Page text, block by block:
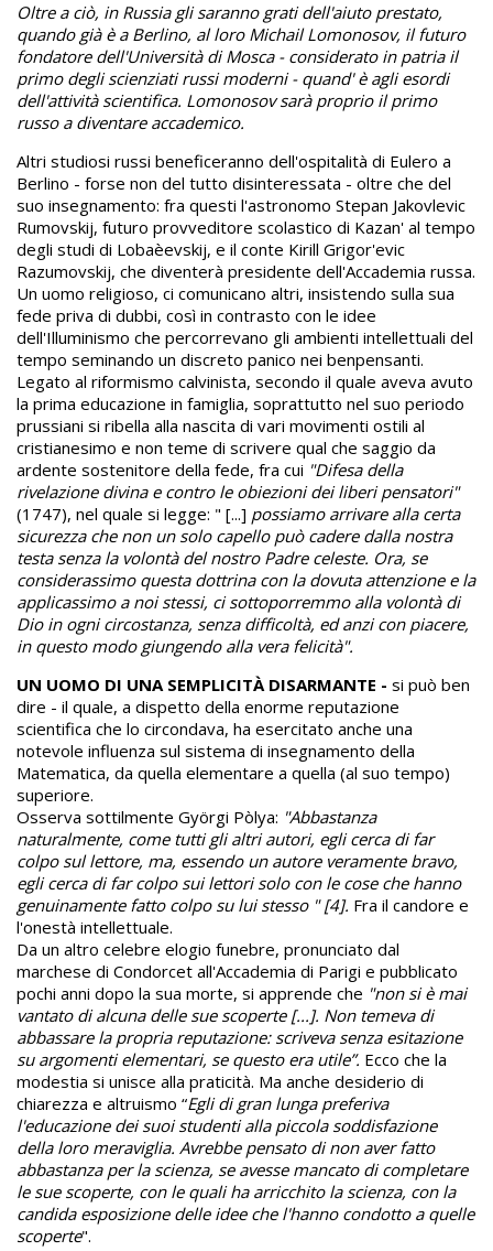
Oltre a ciò, in Russia gli saranno grati dell'aiuto prestato,
quando già è a Berlino, al loro Michail Lomonosov, il futuro
fondatore dell'Università di Mosca - considerato in patria il
primo degli scienziati russi moderni - quand' è agli esordi
dell'attività scientifica. Lomonosov sarà proprio il primo
russo a diventare accademico.
Altri studiosi russi beneficeranno dell'ospitalità di Eulero a
Berlino - forse non del tutto disinteressata - oltre che del
suo insegnamento: fra questi l'astronomo Stepan Jakovlevic
Rumovskij, futuro provveditore scolastico di Kazan' al tempo
degli studi di Lobaèevskij, e il conte Kirill Grigor'evic
Razumovskij, che diventerà presidente dell'Accademia russa.
Un uomo religioso, ci comunicano altri, insistendo sulla sua
fede priva di dubbi, così in contrasto con le idee
dell'Illuminismo che percorrevano gli ambienti intellettuali del
tempo seminando un discreto panico nei benpensanti.
Legato al riformismo calvinista, secondo il quale aveva avuto
la prima educazione in famiglia, soprattutto nel suo periodo
prussiani si ribella alla nascita di vari movimenti ostili al
cristianesimo e non teme di scrivere qual che saggio da
ardente sostenitore della fede, fra cui "Difesa della
rivelazione divina e contro le obiezioni dei liberi pensatori"
(1747), nel quale si legge: " [...] possiamo arrivare alla certa
sicurezza che non un solo capello può cadere dalla nostra
testa senza la volontà del nostro Padre celeste. Ora, se
considerassimo questa dottrina con la dovuta attenzione e la
applicassimo a noi stessi, ci sottoporremmo alla volontà di
Dio in ogni circostanza, senza difficoltà, ed anzi con piacere,
in questo modo giungendo alla vera felicità".
UN UOMO DI UNA SEMPLICITÀ DISARMANTE - si può ben
dire - il quale, a dispetto della enorme reputazione
scientifica che lo circondava, ha esercitato anche una
notevole influenza sul sistema di insegnamento della
Matematica, da quella elementare a quella (al suo tempo)
superiore.
Osserva sottilmente Györgi Pòlya: "Abbastanza
naturalmente, come tutti gli altri autori, egli cerca di far
colpo sul lettore, ma, essendo un autore veramente bravo,
egli cerca di far colpo sui lettori solo con le cose che hanno
genuinamente fatto colpo su lui stesso " [4]. Fra il candore e
l'onestà intellettuale.
Da un altro celebre elogio funebre, pronunciato dal
marchese di Condorcet all'Accademia di Parigi e pubblicato
pochi anni dopo la sua morte, si apprende che "non si è mai
vantato di alcuna delle sue scoperte [...]. Non temeva di
abbassare la propria reputazione: scriveva senza esitazione
su argomenti elementari, se questo era utile”. Ecco che la
modestia si unisce alla praticità. Ma anche desiderio di
chiarezza e altruismo “Egli di gran lunga preferiva
l'educazione dei suoi studenti alla piccola soddisfazione
della loro meraviglia. Avrebbe pensato di non aver fatto
abbastanza per la scienza, se avesse mancato di completare
le sue scoperte, con le quali ha arricchito la scienza, con la
candida esposizione delle idee che l'hanno condotto a quelle
scoperte".